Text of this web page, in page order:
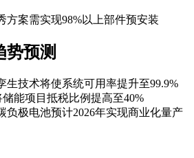
方案需实现98%以上部件预安装
势预测
生技术将使系统可用率提升至99.9%
储能项目抵税比例提高至40%
负极电池预计2026年实现商业化量产